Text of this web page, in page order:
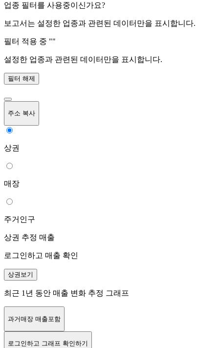
업종 필터를 사용중이신가요?
보고서는 설정한 업종과 관련된 데이터만을 표시합니다.
필터 적용 중 ""
설정한 업종과 관련된 데이터만을 표시합니다.
필터 해제
주소 복사
상권
매장
주거인구
상권 추정 매출
로그인하고 매출 확인
상권보기
최근 1년 동안 매출 변화 추정 그래프
과거매장 매출포함
로그인하고 그래프 확인하기